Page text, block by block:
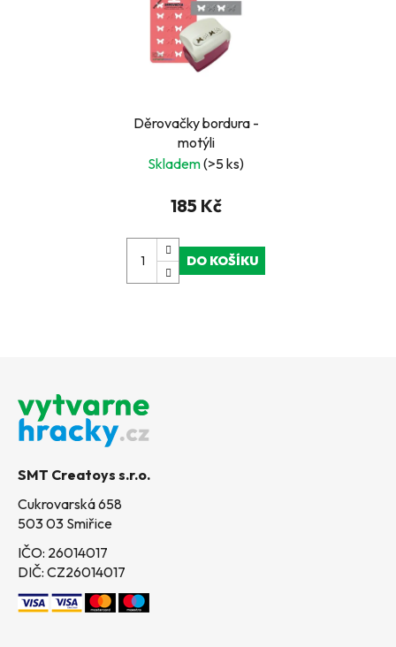
Děrovačky bordura -
motýli
Skladem(>5 ks)
185 Kč
DO KOŠÍKU
SMT Creatoys s.r.o.
Cukrovarská 658
503 03 Smiřice
IČO: 26014017
DIČ: CZ26014017